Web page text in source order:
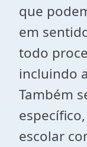
que
em
todo
incluindo
Também
escolar